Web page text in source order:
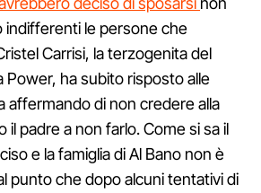
indifferenti le persone che
Carrisi, la terzogenita del
Power, ha subito risposto alle
affermando di non credere alla
il padre a non farlo. Come si sa il
e la famiglia di Al Bano non è
punto che dopo alcuni tentativi di